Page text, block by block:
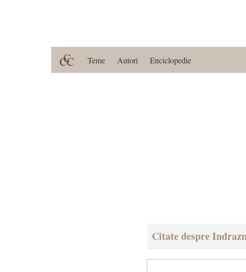
Teme Autori Enciclopedie
Citate despre